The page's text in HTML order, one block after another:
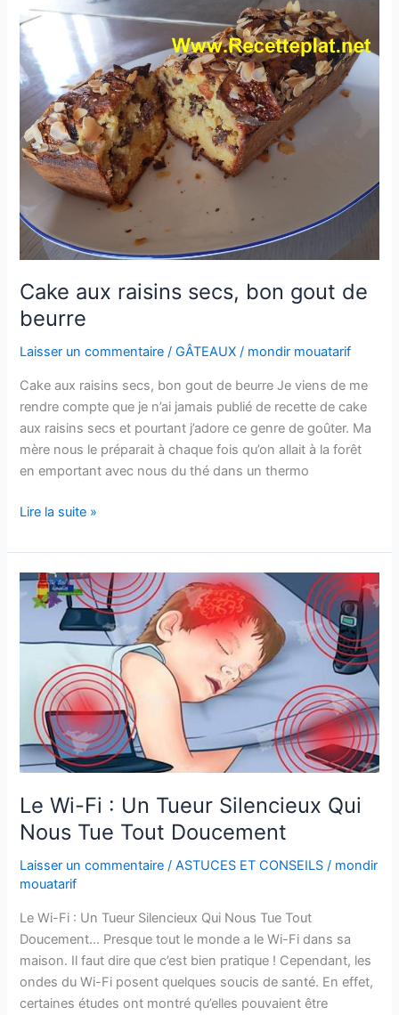
et
Courgettes
Cake aux raisins secs, bon gout de
beurre
Laisser un commentaire /GÂTEAUX / mondir mouatarif
Cake aux raisins secs, bon gout de beurre Je viens de me
rendre compte que je n’ai jamais publié de recette de cake
aux raisins secs et pourtant j’adore ce genre de goûter. Ma
mère nous le préparait à chaque fois qu’on allait à la forêt
en emportant avec nous du thé dans un thermo
Cake
raisins
secs,
bon
de
Lire la suite »
Le Wi-Fi : Un Tueur Silencieux Qui
Nous Tue Tout Doucement
Laisser un commentaire /ASTUCES ET CONSEILS / mondir
mouatarif
Le Wi-Fi : Un Tueur Silencieux Qui Nous Tue Tout
Doucement… Presque tout le monde a le Wi-Fi dans sa
maison. Il faut dire que c’est bien pratique ! Cependant, les
ondes du Wi-Fi posent quelques soucis de santé. En effet,
certaines études ont montré qu’elles pouvaient être